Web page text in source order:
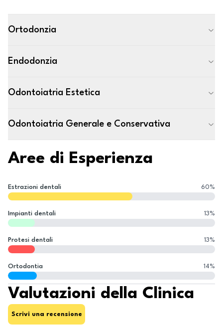
Ortodonzia
Endodonzia
Odontoiatria Estetica
Odontoiatria Generale e Conservativa
Aree di Esperienza
Estrazioni dentali 60%
Impianti dentali 13%
Protesi dentali 13%
Ortodontia 14%
Valutazioni della Clinica
Scrivi una recensione